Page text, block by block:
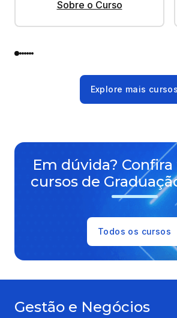
Sobre o Curso
Explore mais cursos
Em dúvida?
cursos de
Todos os cursos
Gestão e Negócios